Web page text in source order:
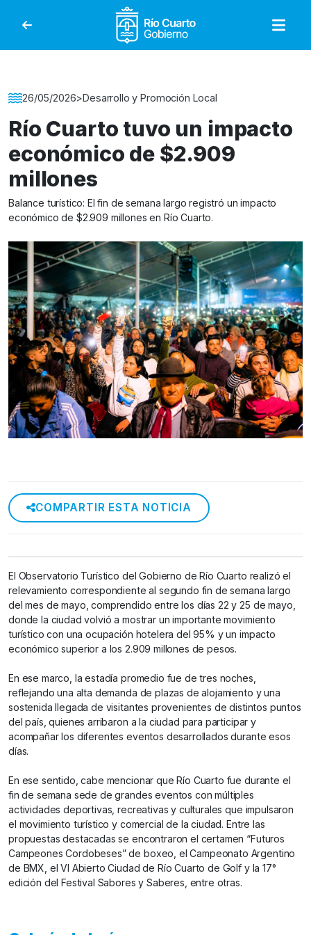
Gobierno de Río
Detalle de la Noticia
26/05/2026>Desarrollo y Promoción Local
Río Cuarto tuvo un impacto
económico de $2.909
millones
Balance turístico: El fin de semana largo registró un impacto
económico de $2.909 millones en Río Cuarto.
COMPARTIR ESTA NOTICIA
El Observatorio Turístico del Gobierno de Río Cuarto realizó el
relevamiento correspondiente al segundo fin de semana largo
del mes de mayo, comprendido entre los días 22 y 25 de mayo,
donde la ciudad volvió a mostrar un importante movimiento
turístico con una ocupación hotelera del 95% y un impacto
económico superior a los 2.909 millones de pesos.
En ese marco, la estadía promedio fue de tres noches,
reflejando una alta demanda de plazas de alojamiento y una
sostenida llegada de visitantes provenientes de distintos puntos
del país, quienes arribaron a la ciudad para participar y
acompañar los diferentes eventos desarrollados durante esos
días.
En ese sentido, cabe mencionar que Río Cuarto fue durante el
fin de semana sede de grandes eventos con múltiples
actividades deportivas, recreativas y culturales que impulsaron
el movimiento turístico y comercial de la ciudad. Entre las
propuestas destacadas se encontraron el certamen “Futuros
Campeones Cordobeses” de boxeo, el Campeonato Argentino
de BMX, el VI Abierto Ciudad de Río Cuarto de Golf y la 17°
edición del Festival Sabores y Saberes, entre otras.